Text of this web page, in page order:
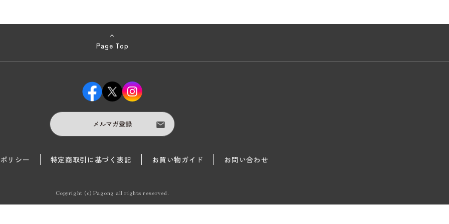
Page Top
メルマガ登録
リシー 特定商取引に基づく表記 お買い物ガイド お問い合わせ
Copyright (c) Pagong all rights reserved.